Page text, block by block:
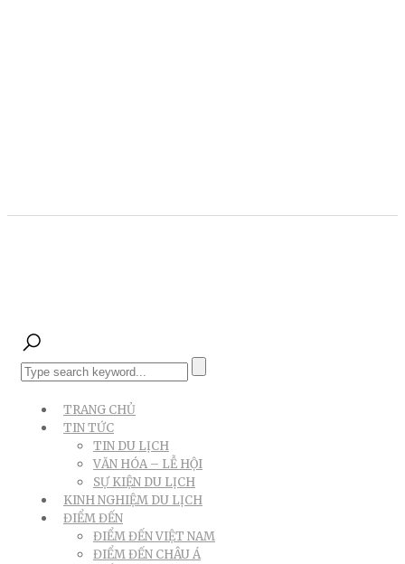
TRANG CHỦ
TIN TỨC
TIN DU LỊCH
VĂN HÓA – LỄ HỘI
SỰ KIỆN DU LỊCH
KINH NGHIỆM DU LỊCH
ĐIỂM ĐẾN
ĐIỂM ĐẾN VIỆT NAM
ĐIỂM ĐẾN CHÂU Á